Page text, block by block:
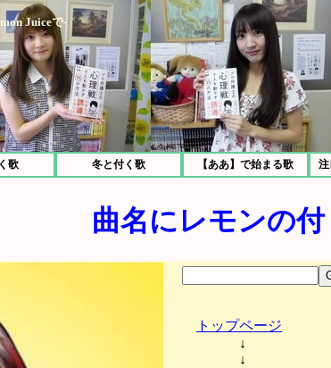
Juiceで-
歌 冬と付く歌 【ああ】で始まる歌
曲名にレモンの
トップページ
↓
↓